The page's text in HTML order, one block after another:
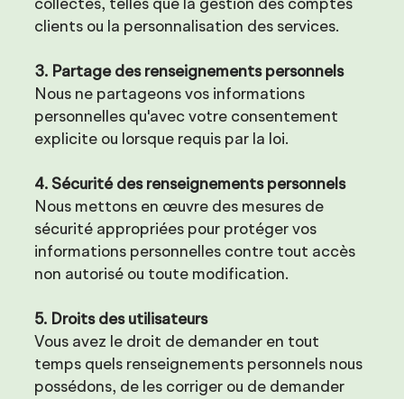
collectés, telles que la gestion des comptes
clients ou la personnalisation des services.
3. Partage des renseignements personnels
Nous ne partageons vos informations
personnelles qu'avec votre consentement
explicite ou lorsque requis par la loi.
4. Sécurité des renseignements personnels
Nous mettons en œuvre des mesures de
sécurité appropriées pour protéger vos
informations personnelles contre tout accès
non autorisé ou toute modification.
5. Droits des utilisateurs
Vous avez le droit de demander en tout
temps quels renseignements personnels nous
possédons, de les corriger ou de demander